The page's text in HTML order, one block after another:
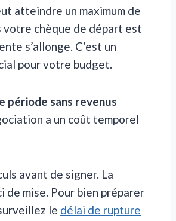
atteindre un maximum de
votre chèque de départ est
s’allonge. C’est un
pour votre budget.
période sans revenus
a un coût temporel
avant de signer. La
de mise. Pour bien préparer
le délai de rupture